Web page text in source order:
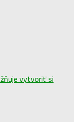
vytvoriť si